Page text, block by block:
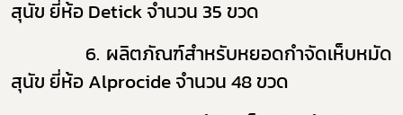
สุนัข ยี่ห้อDetickจำนวน 35 ขวด
6. ผลิตภัณฑ์สำหรับหยอดกำจัดเห็บหมัด
สุนัข ยี่ห้อAlprocideจำนวน 48 ขวด